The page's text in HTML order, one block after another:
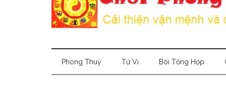
Phong Thuỷ Tử Vi Bói Tổng Hợp